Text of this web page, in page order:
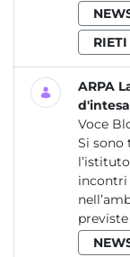
RIETI
ARPA
Voce
Si sono
incontri